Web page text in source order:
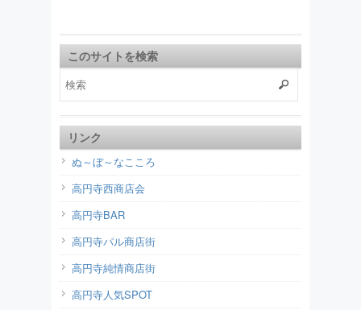
このサイトを検索
リンク
ぬ～ぼ～なこころ
高円寺西商店会
高円寺BAR
高円寺パル商店街
高円寺純情商店街
高円寺人気SPOT